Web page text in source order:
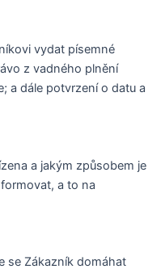
vydat písemné
z vadného plnění
a dále potvrzení o datu a
a jakým způsobem je
a to na
se Zákazník domáhat